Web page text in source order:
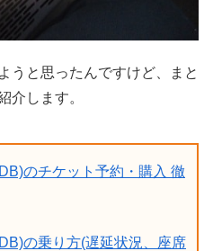
うと思ったんですけど、まと
介します。
のチケット予約・購入 徹
の乗り方(遅延状況、座席